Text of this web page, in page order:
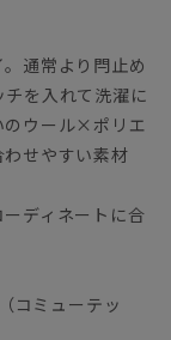
通常より閂止め
を入れて洗濯に
のウール×ポリエ
せやすい素材
ディネートに合
コミューテッ